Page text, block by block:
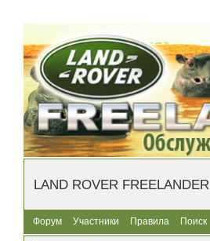
LAND ROVER
Форум Участники Правила Поиск